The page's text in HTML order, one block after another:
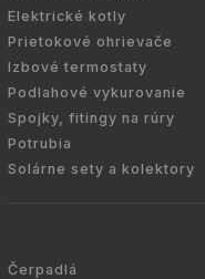
Elektrické kotly
Prietokové ohrievače
Izbové termostaty
Podlahové vykurovanie
Spojky, fitingy na rúry
Potrubia
Solárne sety a kolektory
Čerpadlá